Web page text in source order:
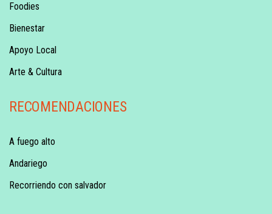
Foodies
Bienestar
Apoyo Local
Arte & Cultura
RECOMENDACIONES
A fuego alto
Andariego
Recorriendo con salvador